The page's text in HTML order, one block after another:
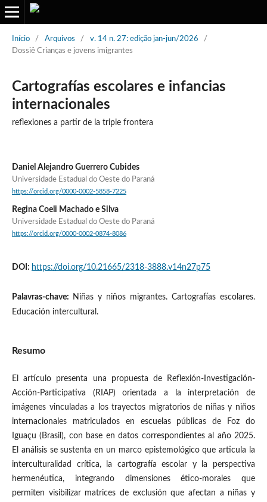
Início / Arquivos / v. 14 n. 27: edição jan-jun/2026
/
Dossiê Crianças e jovens imigrantes
Cartografías escolares e infancias
internacionales
reflexiones a partir de la triple frontera
Daniel Alejandro Guerrero Cubides
Universidade Estadual do Oeste do Paraná
https://orcid.org/0000-0002-5858-7225
Regina Coeli Machado e Silva
Universidade Estadual do Oeste do Paraná
https://orcid.org/0000-0002-0874-8086
DOI: https://doi.org/10.21665/2318-3888.v14n27p75
Palavras-chave:
Niñas y niños migrantes. Cartografías escolares.
Educación intercultural.
Resumo
El artículo presenta una propuesta de Reflexión-Investigación-
Acción-Participativa (RIAP) orientada a la interpretación de
imágenes vinculadas a los trayectos migratorios de niñas y niños
internacionales matriculados en escuelas públicas de Foz do
Iguaçu (Brasil), con base en datos correspondientes al año 2025.
El análisis se sustenta en un marco epistemológico que articula la
interculturalidad crítica, la cartografía escolar y la perspectiva
hermenéutica, integrando dimensiones ético-morales que
permiten visibilizar matrices de exclusión que afectan a niñas y